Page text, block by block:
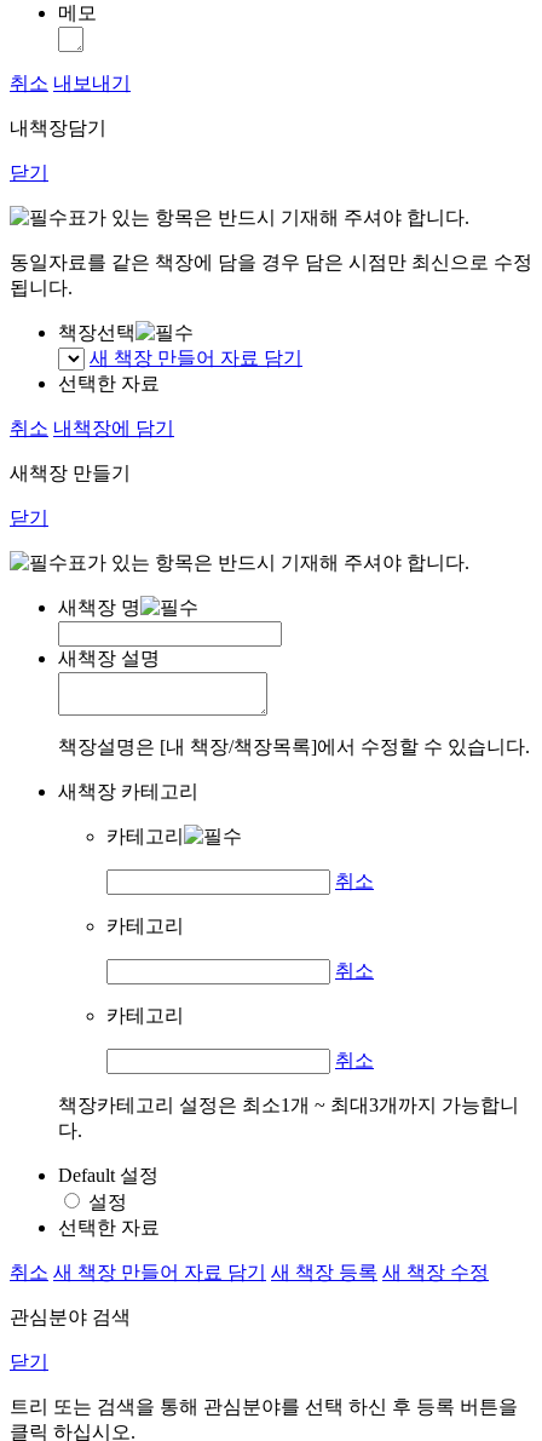
메모
취소 내보내기
내책장담기
닫기
표가 있는 항목은 반드시 기재해 주셔야 합니다.
동일자료를 같은 책장에 담을 경우 담은 시점만 최신으로 수정
됩니다.
책장선택
새 책장 만들어 자료 담기
선택한 자료
취소 내책장에 담기
새책장 만들기
닫기
표가 있는 항목은 반드시 기재해 주셔야 합니다.
새책장 명
새책장 설명
책장설명은 [내 책장/책장목록]에서 수정할 수 있습니다.
새책장 카테고리
카테고리
취소
카테고리
취소
카테고리
취소
책장카테고리 설정은 최소1개 ~ 최대3개까지 가능합니
다.
Default 설정
설정
선택한 자료
취소 새 책장 만들어 자료 담기 새 책장 등록 새 책장 수정
관심분야 검색
닫기
트리 또는 검색을 통해 관심분야를 선택 하신 후 등록 버튼을
클릭 하십시오.